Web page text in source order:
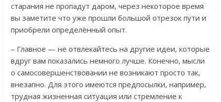
старания не пропадут даром, через некоторое время
вы заметите что уже прошли большой отрезок пути и
приобрели определённый опыт.
– Главное — не отвлекайтесь на другие идеи, которые
вдруг вам показались немного лучше. Конечно, мысли
о самосовершенствовании не возникают просто так,
внезапно. Для этого имеются предпосылки, например,
трудная жизненная ситуация или стремление к